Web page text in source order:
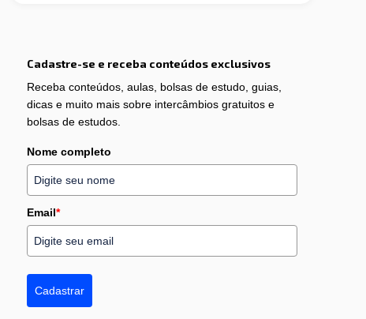
Cadastre-se e receba conteúdos exclusivos
Receba conteúdos, aulas, bolsas de estudo, guias,
dicas e muito mais sobre intercâmbios gratuitos e
bolsas de estudos.
Nome completo
Email*
Cadastrar